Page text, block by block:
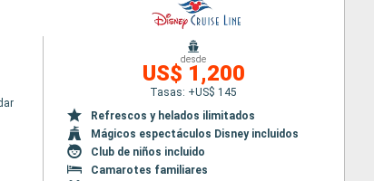
desde
US$ 1,200
Tasas: +US$ 145
Refrescos y helados ilimitados
Mágicos espectáculos Disney incluidos
Club de niños incluido
Camarotes familiares